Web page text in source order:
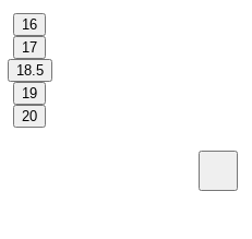
16
17
18.5
19
20